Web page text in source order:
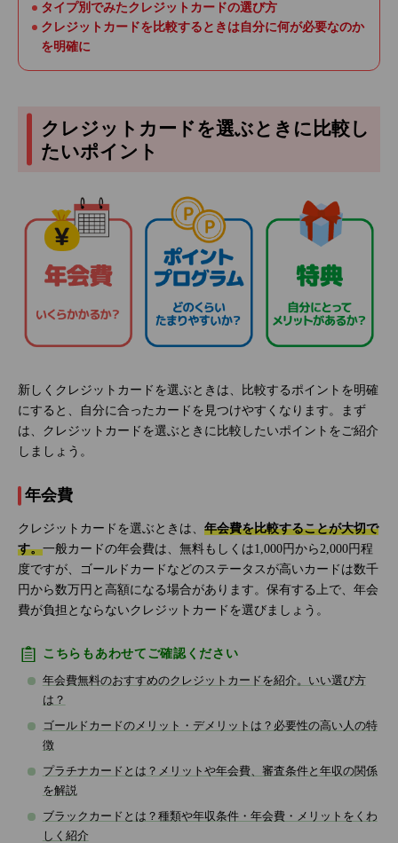
タイプ別でみたクレジットカードの選び方
クレジットカードを比較するときは自分に何が必要なのか
を明確に
クレジットカードを選ぶときに比較し
たいポイント
新しくクレジットカードを選ぶときは、比較するポイントを明確
にすると、自分に合ったカードを見つけやすくなります。まず
は、クレジットカードを選ぶときに比較したいポイントをご紹介
しましょう。
年会費
クレジットカードを選ぶときは、 年会費を比較することが大切で
す。一般カードの年会費は、無料もしくは1,000円から2,000円程
度ですが、ゴールドカードなどのステータスが高いカードは数千
円から数万円と高額になる場合があります。保有する上で、年会
費が負担とならないクレジットカードを選びましょう。
こちらもあわせてご確認ください
年会費無料のおすすめのクレジットカードを紹介。いい選び方
は？
ゴールドカードのメリット・デメリットは？必要性の高い人の特
徴
プラチナカードとは？メリットや年会費、審査条件と年収の関係
を解説
ブラックカードとは？種類や年収条件・年会費・メリットをくわ
しく紹介